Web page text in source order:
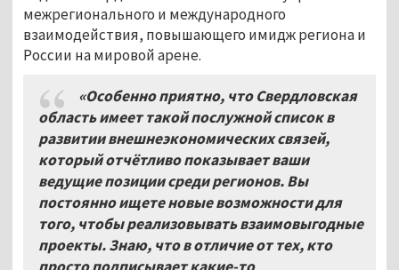
межрегионального и международного
взаимодействия, повышающего имидж региона и
России на мировой арене.
«Особенно приятно, что Свердловская
область имеет такой послужной список в
развитии внешнеэкономических связей,
который отчётливо показывает ваши
ведущие позиции среди регионов. Вы
постоянно ищете новые возможности для
того, чтобы реализовывать взаимовыгодные
проекты. Знаю, что в отличие от тех, кто